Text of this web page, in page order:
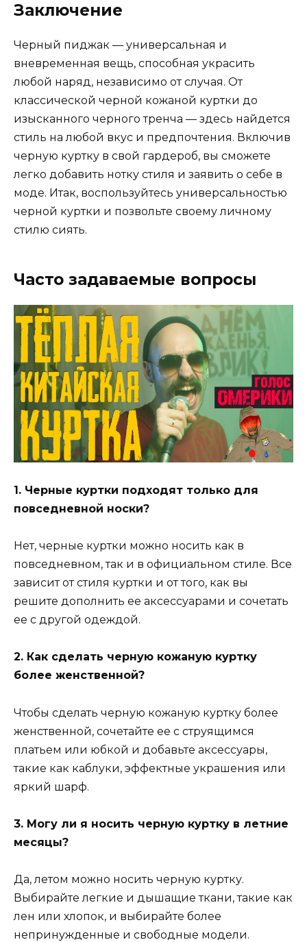
Заключение
Черный пиджак — универсальная и
вневременная вещь, способная украсить
любой наряд, независимо от случая. От
классической черной кожаной куртки до
изысканного черного тренча — здесь найдется
стиль на любой вкус и предпочтения. Включив
черную куртку в свой гардероб, вы сможете
легко добавить нотку стиля и заявить о себе в
моде. Итак, воспользуйтесь универсальностью
черной куртки и позвольте своему личному
стилю сиять.
Часто задаваемые вопросы
1. Черные куртки подходят только для
повседневной носки?
Нет, черные куртки можно носить как в
повседневном, так и в официальном стиле. Все
зависит от стиля куртки и от того, как вы
решите дополнить ее аксессуарами и сочетать
ее с другой одеждой.
2. Как сделать черную кожаную куртку
более женственной?
Чтобы сделать черную кожаную куртку более
женственной, сочетайте ее с струящимся
платьем или юбкой и добавьте аксессуары,
такие как каблуки, эффектные украшения или
яркий шарф.
3. Могу ли я носить черную куртку в летние
месяцы?
Да, летом можно носить черную куртку.
Выбирайте легкие и дышащие ткани, такие как
лен или хлопок, и выбирайте более
непринужденные и свободные модели.